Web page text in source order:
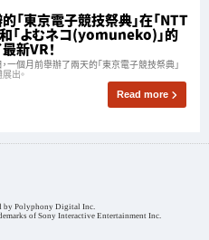
「東京電子競技祭典」在「NTT
「よむネコ(yomuneko)」的
新VR！
一個月前舉辦了兩天的「東京電子競技祭典」
出。
Read more
by Polyphony Digital Inc.
of Sony Interactive Entertainment Inc.